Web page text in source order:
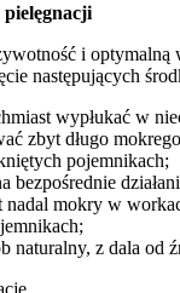
i optymalną
następujących
wypłukać w
zbyt długo
pojemnikach;
bezpośrednie
nadal mokry w
naturalny, z dala od